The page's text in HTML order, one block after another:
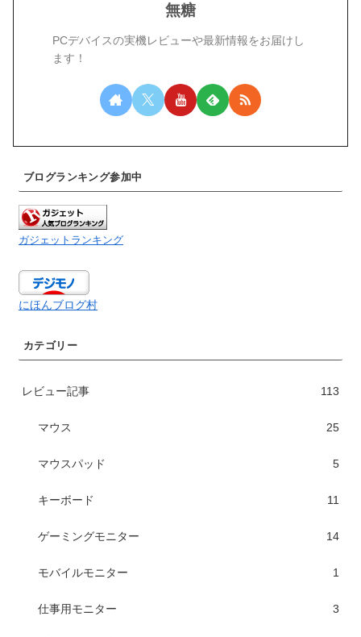
無糖
PCデバイスの実機レビューや最新情報をお届けし
ます！
ブログランキング参加中
ガジェットランキング
にほんブログ村
カテゴリー
レビュー記事 113
マウス 25
マウスパッド 5
キーボード 11
ゲーミングモニター 14
モバイルモニター 1
仕事用モニター 3